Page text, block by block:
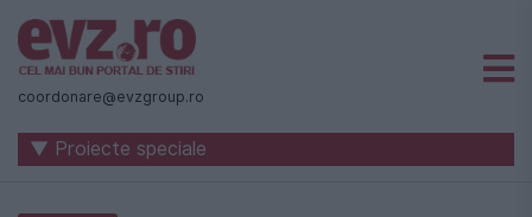
Știri
naționale
internaționale
coordonare@evzgroup.ro
▼ Proiecte speciale